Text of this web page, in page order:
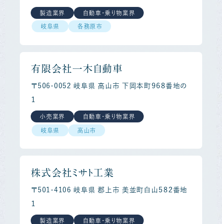
製造業界 自動車・乗り物業界
岐阜県 各務原市
有限会社一木自動車
〒506-0052 岐阜県 高山市 下岡本町９６８番地の
１
小売業界 自動車・乗り物業界
岐阜県 高山市
株式会社ミサト工業
〒501-4106 岐阜県 郡上市 美並町白山５８２番地
１
製造業界 自動車・乗り物業界